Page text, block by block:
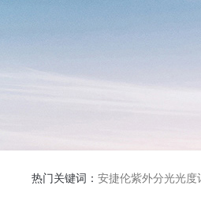
热门关键词： 安捷伦紫外分光光度计，安捷伦红外光谱